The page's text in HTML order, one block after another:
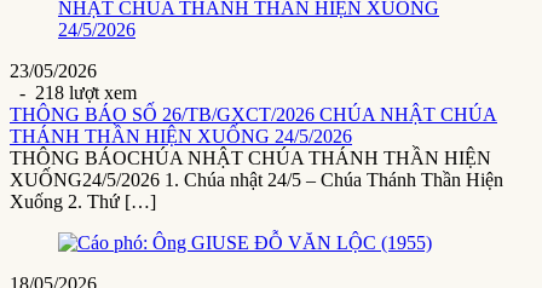
23/05/2026
- 218 lượt xem
THÔNG BÁO SỐ 26/TB/GXCT/2026 CHÚA NHẬT CHÚA
THÁNH THẦN HIỆN XUỐNG 24/5/2026
THÔNG BÁOCHÚA NHẬT CHÚA THÁNH THẦN HIỆN
XUỐNG24/5/2026 1. Chúa nhật 24/5 – Chúa Thánh Thần Hiện
Xuống 2. Thứ […]